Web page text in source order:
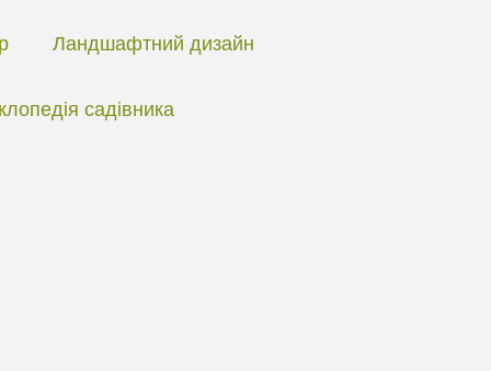
Ландшафтний дизайн
садівника